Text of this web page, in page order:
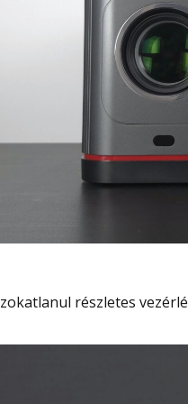
Szokatlanul részletes